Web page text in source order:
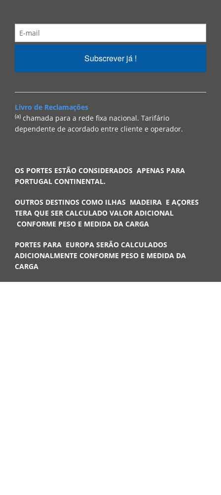
Subscrever já !
Livro de Reclamações
(a) chamada para a rede fixa nacional. Tarifário
dependente de acordado entre cliente e operador.
OS PORTES ESTÃO CONSIDERADOS APENAS PARA
PORTUGAL CONTINENTAL.
OUTROS DESTINOS COMO ILHAS MADEIRA E AÇORES
TERA QUE SER CALCULADO VALOR ADICIONAL
CONFORME PESO E MEDIDA DA CARGA
PORTES PARA EUROPA SERÃO CALCULADOS
ADICIONALMENTE CONFORME PESO E MEDIDA DA
CARGA